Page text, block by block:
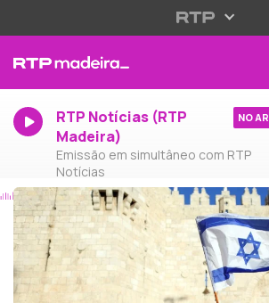
RTP Notícias (RTP
Madeira)
Emissão em simultâneo com RTP
Notícias
NO AR